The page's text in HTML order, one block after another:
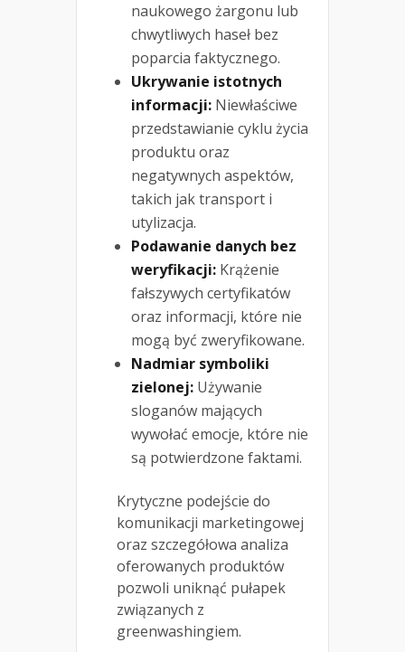
naukowego żargonu lub
chwytliwych haseł bez
poparcia faktycznego.
Ukrywanie istotnych
informacji: Niewłaściwe
przedstawianie cyklu życia
produktu oraz
negatywnych aspektów,
takich jak transport i
utylizacja.
Podawanie danych bez
weryfikacji: Krążenie
fałszywych certyfikatów
oraz informacji, które nie
mogą być zweryfikowane.
Nadmiar symboliki
zielonej: Używanie
sloganów mających
wywołać emocje, które nie
są potwierdzone faktami.
Krytyczne podejście do
komunikacji marketingowej
oraz szczegółowa analiza
oferowanych produktów
pozwoli uniknąć pułapek
związanych z
greenwashingiem.